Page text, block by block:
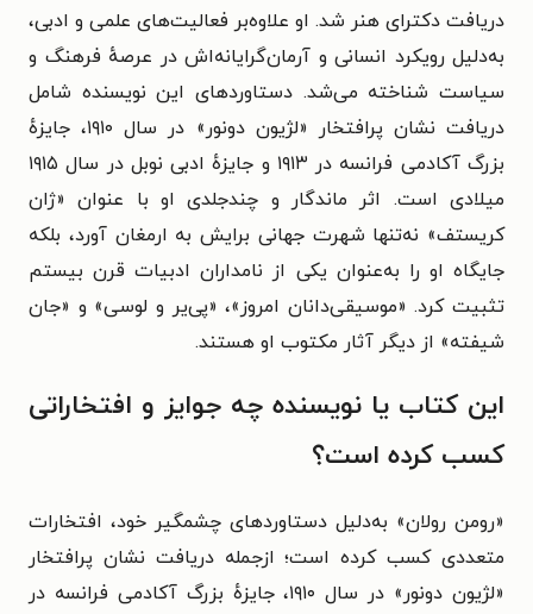
دریافت دکترای هنر شد. او علاوه‌بر فعالیت‌های علمی و ادبی،
به‌دلیل رویکرد انسانی و آرمان‌گرایانه‌اش در عرصهٔ فرهنگ و
سیاست شناخته می‌شد. دستاوردهای این نویسنده شامل
دریافت نشان پرافتخار «لژیون دونور» در سال ۱۹۱۰، جایزهٔ
بزرگ آکادمی فرانسه در ۱۹۱۳ و جایزهٔ ادبی نوبل در سال ۱۹۱۵
میلادی است. اثر ماندگار و چندجلدی او با عنوان «ژان
کریستف» نه‌تنها شهرت جهانی برایش به ارمغان آورد، بلکه
جایگاه او را به‌عنوان یکی از نامداران ادبیات قرن بیستم
تثبیت کرد. «موسیقی‌دانان امروز»، «پی‌‌یر و لوسی» و «جان
شیفته» از دیگر آثار مکتوب او هستند.
این کتاب یا نویسنده چه جوایز و افتخاراتی
کسب کرده است؟
«رومن رولان» به‌دلیل دستاوردهای چشمگیر خود، افتخارات
متعددی کسب کرده است؛ ازجمله دریافت نشان پرافتخار
«لژیون دونور» در سال ۱۹۱۰، جایزهٔ بزرگ آکادمی فرانسه در